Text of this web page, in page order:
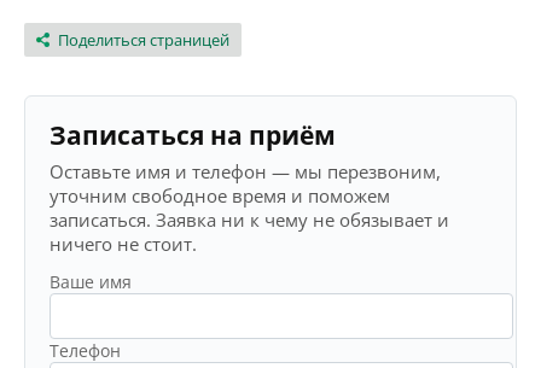
Поделиться страницей
Записаться на приём
Оставьте имя и телефон — мы перезвоним,
уточним свободное время и поможем
записаться. Заявка ни к чему не обязывает и
ничего не стоит.
Ваше имя
Телефон